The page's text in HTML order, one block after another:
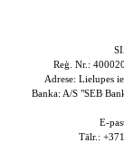
Reģ. Nr.:
Adrese: Lielupes
Banka: A/S "SEB
E-
Tālr.: